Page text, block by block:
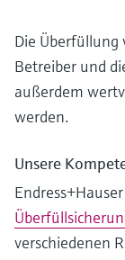
Die Überfüllung
Betreiber und
außerdem
werden.
Unsere
verschiedenen